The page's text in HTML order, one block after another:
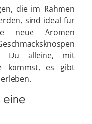
die im Rahmen
sind ideal für
neue Aromen
Du alleine, mit
kommst, es gibt
eine